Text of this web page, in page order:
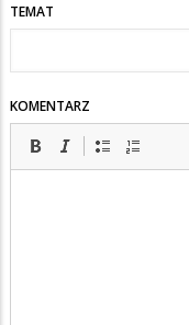
TEMAT
KOMENTARZ